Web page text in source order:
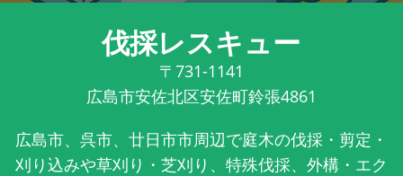
伐採レスキュー
〒731-1141
広島市安佐北区安佐町鈴張4861
広島市、呉市、廿日市市周辺で庭木の伐採・剪定・
刈り込みや草刈り・芝刈り、特殊伐採、外構・エク